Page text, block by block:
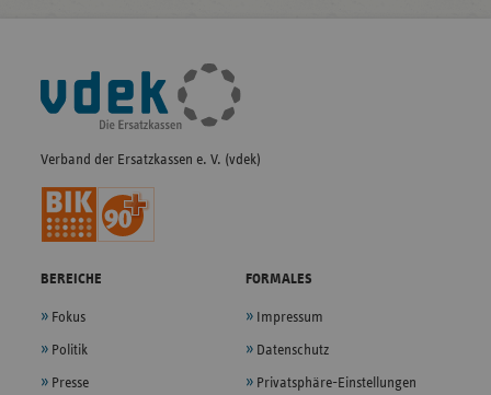
Fußleisten-
Navigation
Verband der Ersatzkassen e. V. (vdek)
BEREICHE
Fokus
Politik
Presse
FORMALES
Impressum
Datenschutz
Privatsphäre-Einstellungen